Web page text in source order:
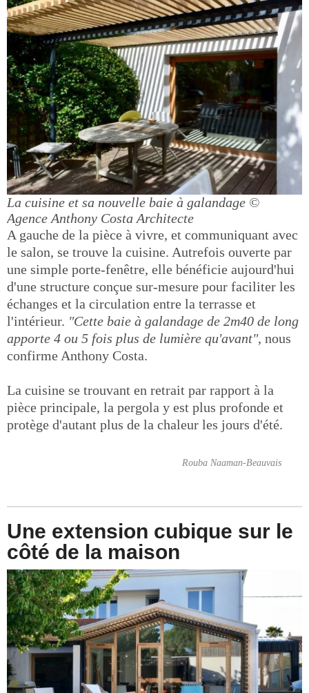
La cuisine et sa nouvelle baie à galandage ©
Agence Anthony Costa Architecte
A gauche de la pièce à vivre, et communiquant avec
le salon, se trouve la cuisine. Autrefois ouverte par
une simple porte-fenêtre, elle bénéficie aujourd'hui
d'une structure conçue sur-mesure pour faciliter les
échanges et la circulation entre la terrasse et
l'intérieur. "Cette baie à galandage de 2m40 de long
apporte 4 ou 5 fois plus de lumière qu'avant", nous
confirme Anthony Costa.
La cuisine se trouvant en retrait par rapport à la
pièce principale, la pergola y est plus profonde et
protège d'autant plus de la chaleur les jours d'été.
Rouba Naaman-Beauvais
Une extension cubique sur le
côté de la maison